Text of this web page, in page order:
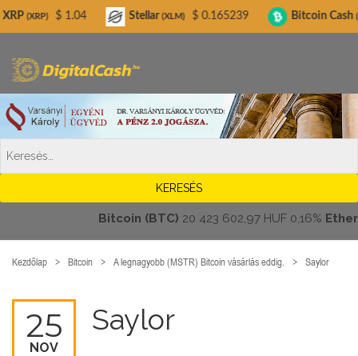
Bitcoin (BTC)20 423 602,97 HUF0,16%
Kezdőlap Bitcoin A legnagyobb (MSTR) Bitcoin vásárlás eddig. Saylor
25
NOV
Saylor
$ 1.04 Stellar(XLM) $ 0.165239 Bitcoin Cash(BCH) $
Digitalcash.hu